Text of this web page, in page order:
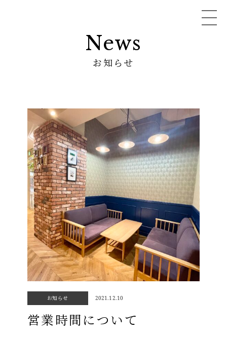
News
お知らせ
LUNA CAFE
ORGANIC & LAUNDRY
お知らせ 2021.12.10
営業時間について